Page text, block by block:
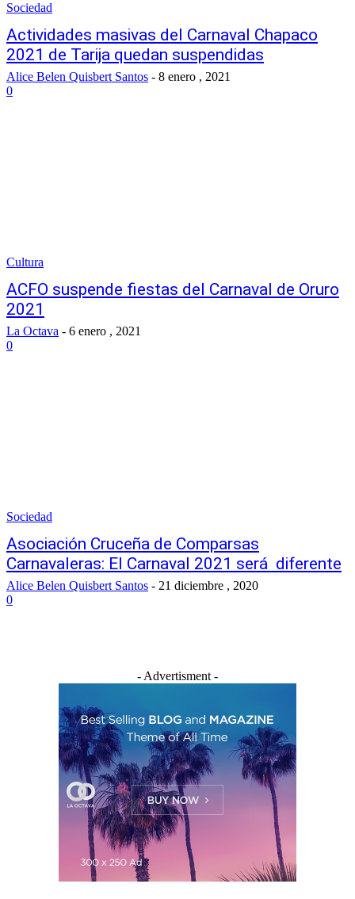
Sociedad
Actividades masivas del Carnaval Chapaco
2021 de Tarija quedan suspendidas
Alice Belen Quisbert Santos - 8 enero , 2021
0
Cultura
ACFO suspende fiestas del Carnaval de Oruro
2021
La Octava - 6 enero , 2021
0
Sociedad
Asociación Cruceña de Comparsas
Carnavaleras: El Carnaval 2021 será diferente
Alice Belen Quisbert Santos - 21 diciembre , 2020
0
- Advertisment -